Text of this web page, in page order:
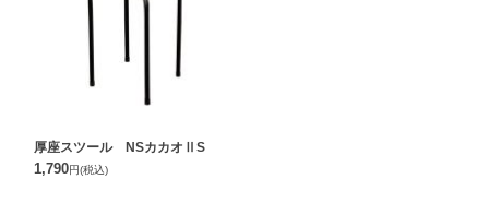
厚座スツール NSカカオⅡS
1,790円(税込)